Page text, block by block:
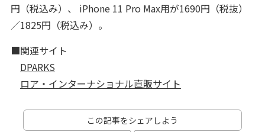
円（税込み）、 iPhone 11 Pro Max用が1690円（税抜）
／1825円（税込み）。
■関連サイト
DPARKS
ロア・インターナショナル直販サイト
この記事をシェアしよう